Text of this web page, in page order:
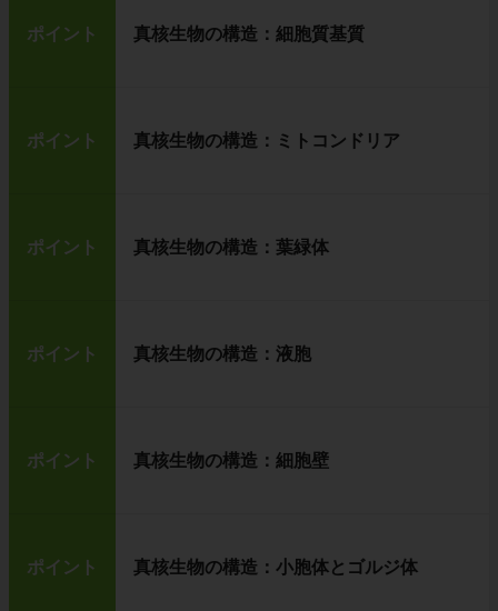
ポイント 真核生物の構造：細胞質基質
ポイント 真核生物の構造：ミトコンドリア
ポイント 真核生物の構造：葉緑体
ポイント 真核生物の構造：液胞
ポイント 真核生物の構造：細胞壁
ポイント 真核生物の構造：小胞体とゴルジ体